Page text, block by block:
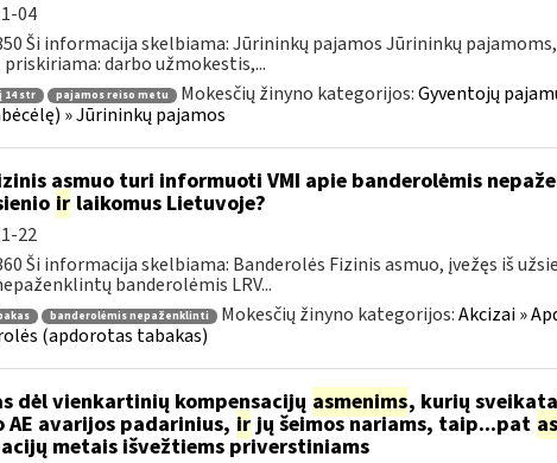
04
Ši informacija skelbiama: Jūrininkų pajamos Jūrininkų
darbo užmokestis,...
14 str pajamos reiso metu Mokesčių žinyno kategorijos:Gyventojų
» Jūrininkų pajamos
asmuo turi informuoti VMI apie banderolėmis
irlaikomus Lietuvoje?
22
Ši informacija skelbiama: Banderolės Fizinis asmuo, įvežęs iš
banderolėmis LRV...
banderolėmis nepaženklinti Mokesčių žinyno kategorijos:Akcizai »
(apdorotas tabakas)
dėl vienkartinių kompensacijų asmenims, kurių
avarijos padarinius, irjų šeimos nariams, taip...pat
metais išvežtiems priverstiniams